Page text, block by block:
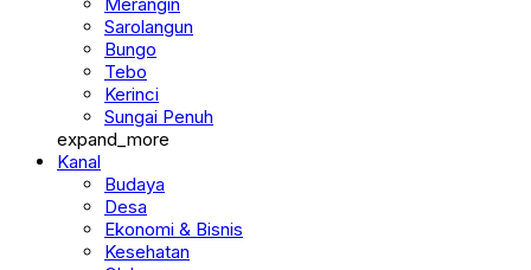
Sarolangun
Bungo
Tebo
Kerinci
Sungai Penuh
expand_more
Kanal
Budaya
Desa
Ekonomi & Bisnis
Kesehatan